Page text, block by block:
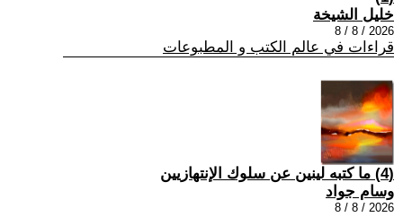
خليل الشيخة
2026 / 8 / 8
قراءات في عالم الكتب و المطبوعات
(4) ما كتبه لينين عن سلوك الإنتهازيين
وسام جواد
2026 / 8 / 8